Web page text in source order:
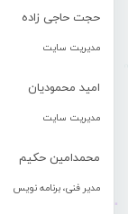
حجت حاجی زاده
مدیریت سایت
امید محمودیان
مدیریت سایت
محمدامین حکیم
مدیر فنی، برنامه نویس